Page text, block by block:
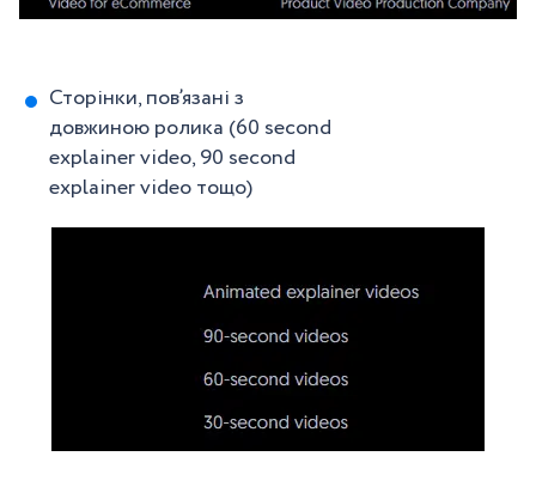
Сторінки, пов’язані з
довжиною ролика (60 second
explainer video, 90 second
explainer video тощо)